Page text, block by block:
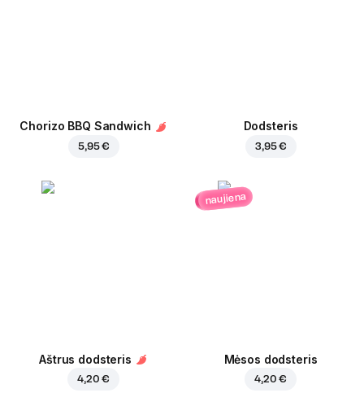
Chorizo BBQ Sandwich
5,95 €
Dodsteris
3,95 €
Aštrus dodsteris
4,20 €
naujiena
Mėsos dodsteris
4,20 €